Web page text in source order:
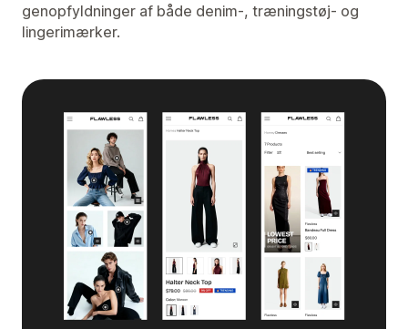
genopfyldninger af både denim-, træningstøj- og
lingerimærker.